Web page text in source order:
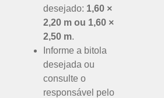
desejado: 1,60 ×
2,20 m ou 1,60 ×
2,50 m.
Informe a bitola
desejada ou
consulte o
responsável pelo